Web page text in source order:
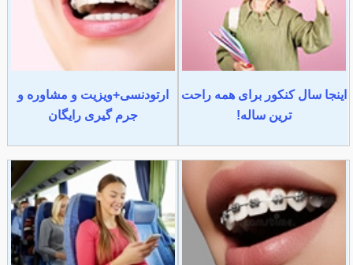
اینجا سال کنکور برای همه راحت
ترین ساله!
ارتودنسی+ویزیت و مشاوره و
جرم گیری رایگان